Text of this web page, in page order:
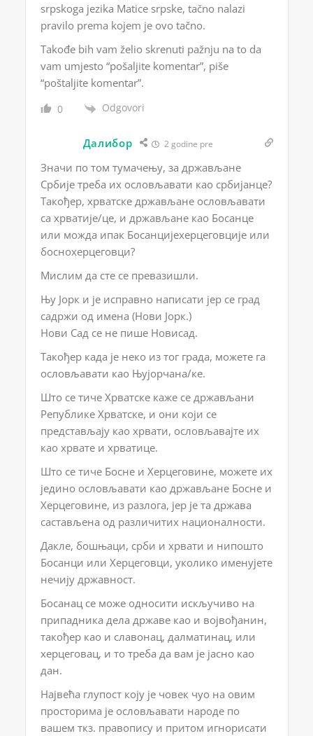
srpskoga jezika Matice srpske, tačno nalazi
pravilo prema kojem je ovo tačno.
Takođe bih vam želio skrenuti pažnju na to da
vam umjesto “pošaljite komentar”, piše
“poštaljite komentar”.
0 Odgovori
Далибор 2 godine pre
Значи по том тумачењу, за држављане
Србије треба их ословљавати као србијанце?
Такођер, хрватске држављане ословљавати
са хрватије/це, и држављане као Босанце
или можда ипак Босанцијехерцеговције или
боснохерцеговци?
Мислим да сте се превазишли.
Њу Јорк и је исправно написати јер се град
садржи од имена (Нови Јорк.)
Нови Сад се не пише Новисад.
Такођер када је неко из тог града, можете га
ословљавати као Њујорчана/ке.
Што се тиче Хрватске каже се држављани
Републике Хрватске, и они који се
представљају као хрвати, ословљавајте их
као хрвате и хрватице.
Што се тиче Босне и Херцеговине, можете их
једино ословљавати као држављане Босне и
Херцеговине, из разлога, јер је та држава
састављена од различитих националности.
Дакле, бошњаци, срби и хрвати и нипошто
Босанци или Херцеговци, уколико именујете
нечију државност.
Босанац се може односити искључиво на
припадника дела државе као и војвођанин,
такођер као и славонац, далматинац, или
херцеговац, и то треба да вам је јасно као
дан.
Највећа глупост коју је човек чуо на овим
просторима је ословљавати народе по
вашем ткз. правопису и притом игнорисати